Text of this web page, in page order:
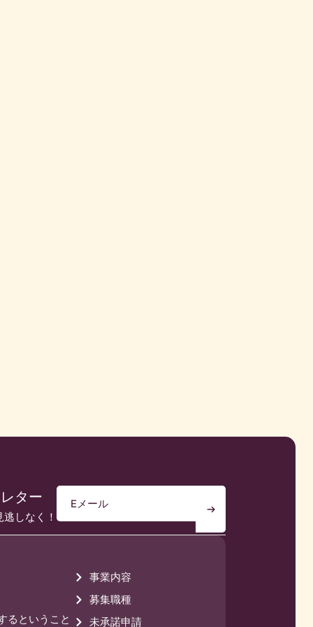
ター
しなく！
るということ
事業内容
募集職種
未承諾申請